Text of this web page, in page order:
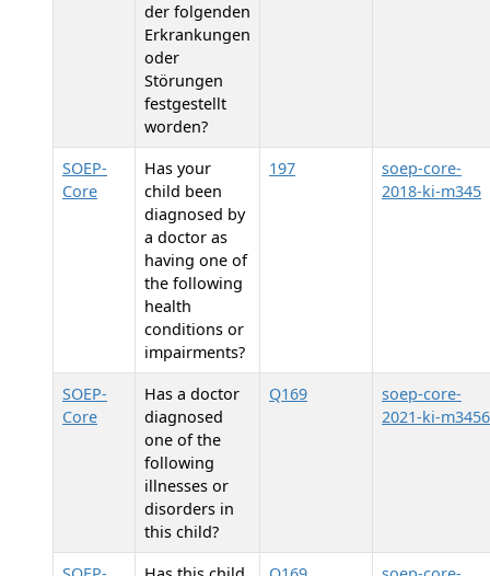
der folgenden
Erkrankungen
oder
Störungen
festgestellt
worden?
SOEP-
Core
Has your
child been
diagnosed by
a doctor as
having one of
the following
health
conditions or
impairments?
197
soep-core-
2018-ki-m345
SOEP-
Core
Has a doctor
diagnosed
one of the
following
illnesses or
disorders in
this child?
Q169
soep-core-
2021-ki-m3456